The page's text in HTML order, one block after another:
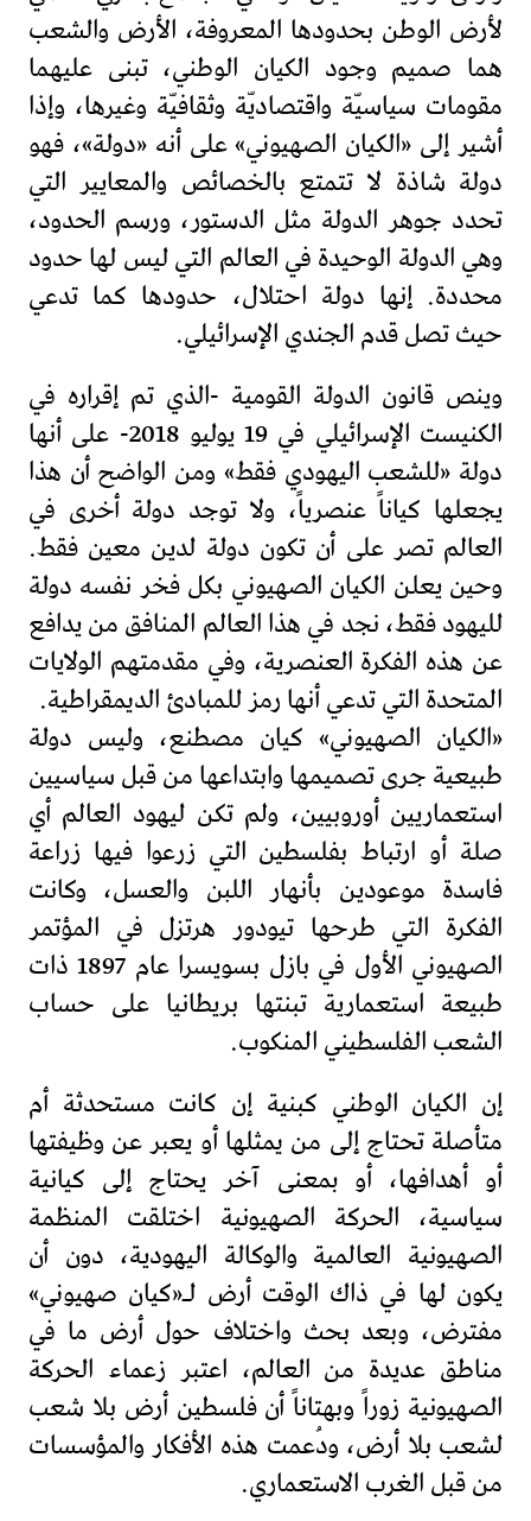
لأرض الوطن بحدودها المعروفة، الأرض والشعب
هما صميم وجود الكيان الوطني، تبنى عليهما
مقومات سياسيّة واقتصاديّة وثقافيّة وغيرها، وإذا
أشير إلى «الكيان الصهيوني» على أنه «دولة»، فهو
دولة شاذة لا تتمتع بالخصائص والمعايير التي
تحدد جوهر الدولة مثل الدستور، ورسم الحدود،
وهي الدولة الوحيدة في العالم التي ليس لها حدود
محددة. إنها دولة احتلال، حدودها كما تدعي
حيث تصل قدم الجندي الإسرائيلي.
وينص قانون الدولة القومية -الذي تم إقراره في
الكنيست الإسرائيلي في 19 يوليو 2018- على أنها
دولة «للشعب اليهودي فقط» ومن الواضح أن هذا
يجعلها كياناً عنصرياً، ولا توجد دولة أخرى في
العالم تصر على أن تكون دولة لدين معين فقط.
وحين يعلن الكيان الصهيوني بكل فخر نفسه دولة
لليهود فقط، نجد في هذا العالم المنافق من يدافع
عن هذه الفكرة العنصرية، وفي مقدمتهم الولايات
المتحدة التي تدعي أنها رمز للمبادئ الديمقراطية.
«الكيان الصهيوني» كيان مصطنع، وليس دولة
طبيعية جرى تصميمها وابتداعها من قبل سياسيين
استعماريين أوروبيين، ولم تكن ليهود العالم أي
صلة أو ارتباط بفلسطين التي زرعوا فيها زراعة
فاسدة موعودين بأنهار اللبن والعسل، وكانت
الفكرة التي طرحها تيودور هرتزل في المؤتمر
الصهيوني الأول في بازل بسويسرا عام 1897 ذات
طبيعة استعمارية تبنتها بريطانيا على حساب
الشعب الفلسطيني المنكوب.
إن الكيان الوطني كبنية إن كانت مستحدثة أم
متأصلة تحتاج إلى من يمثلها أو يعبر عن وظيفتها
أو أهدافها، أو بمعنى آخر يحتاج إلى كيانية
سياسية، الحركة الصهيونية اختلقت المنظمة
الصهيونية العالمية والوكالة اليهودية، دون أن
يكون لها في ذاك الوقت أرض لـ«كيان صهيوني»
مفترض، وبعد بحث واختلاف حول أرض ما في
مناطق عديدة من العالم، اعتبر زعماء الحركة
الصهيونية زوراً وبهتاناً أن فلسطين أرض بلا شعب
لشعب بلا أرض، ودُعمت هذه الأفكار والمؤسسات
من قبل الغرب الاستعماري.